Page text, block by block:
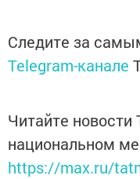
Следите за
Telegram-канале
Читайте новости
национальном
https://max.ru/